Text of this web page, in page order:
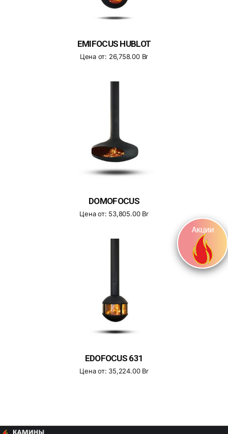
EMIFOCUS HUBLOT
Цена от: 26,758.00 Br
DOMOFOCUS
Цена от: 53,805.00 Br
EDOFOCUS 631
Цена от: 35,224.00 Br